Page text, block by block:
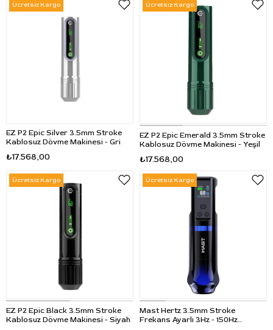
EZ P2 Epic Silver 3.5mm Stroke
Kablosuz Dövme Makinesi - Gri
₺17.568,00
Ücretsiz Kargo
EZ P2 Epic Emerald 3.5mm Stroke
Kablosuz Dövme Makinesi - Yeşil
₺17.568,00
Ücretsiz Kargo
EZ P2 Epic Black 3.5mm Stroke
Kablosuz Dövme Makinesi - Siyah
Ücretsiz Kargo
Mast Hertz 3.5mm Stroke
Frekans Ayarlı 3Hz - 150Hz
Ücretsiz Kargo